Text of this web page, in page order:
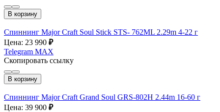
В корзину
Спиннинг Major Craft Soul Stick STS- 762ML 2.29m 4-22 г
Цена: 23 990 ₽
Telegram MAX
Скопировать ссылку
В корзину
Спиннинг Major Craft Grand Soul GRS-802H 2.44m 16-60 г
Цена: 39 900 ₽